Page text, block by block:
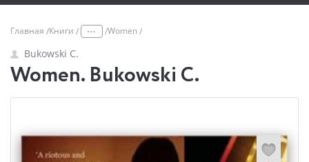
Главная Книги ... Women
Bukowski C.
Women. Bukowski C.